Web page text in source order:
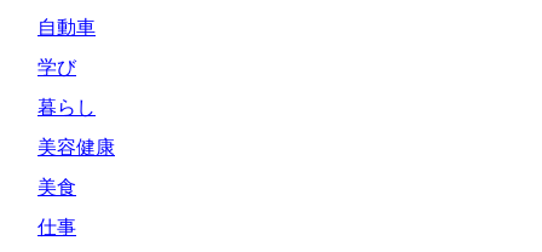
自動車
学び
暮らし
美容健康
美食
仕事